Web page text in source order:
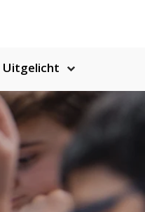
Uitgelicht